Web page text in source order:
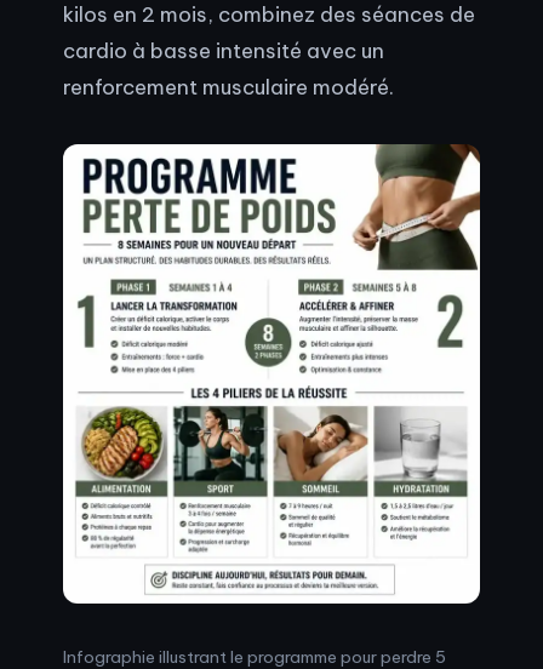
kilos en 2 mois, combinez des séances de
cardio à basse intensité avec un
renforcement musculaire modéré.
Infographie illustrant le programme pour perdre 5